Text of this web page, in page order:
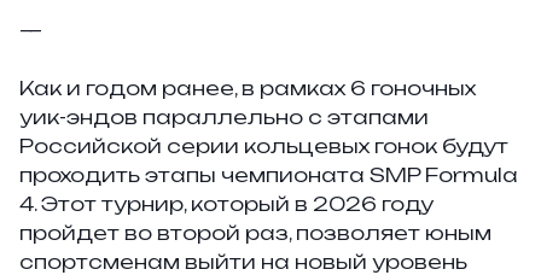
—
Как и годом ранее, в рамках 6 гоночных
уик-эндов параллельно с этапами
Российской серии кольцевых гонок будут
проходить этапы чемпионата SMP Formula
4. Этот турнир, который в 2026 году
пройдет во второй раз, позволяет юным
спортсменам выйти на новый уровень